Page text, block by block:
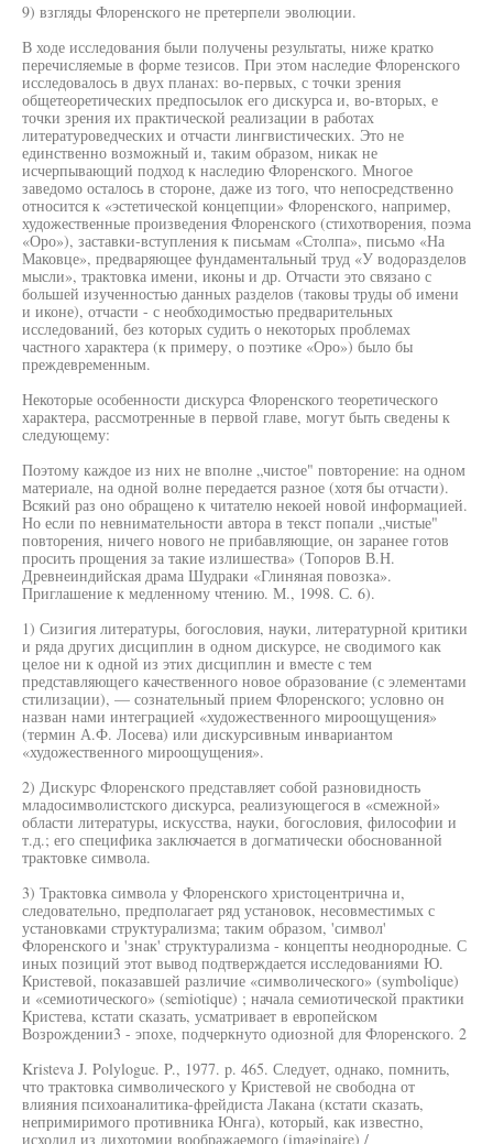
9) взгляды Флоренского не претерпели эволюции.
В ходе исследования были получены результаты, ниже кратко
перечисляемые в форме тезисов. При этом наследие Флоренского
исследовалось в двух планах: во-первых, с точки зрения
общетеоретических предпосылок его дискурса и, во-вторых, е
точки зрения их практической реализации в работах
литературоведческих и отчасти лингвистических. Это не
единственно возможный и, таким образом, никак не
исчерпывающий подход к наследию Флоренского. Многое
заведомо осталось в стороне, даже из того, что непосредственно
относится к «эстетической концепции» Флоренского, например,
художественные произведения Флоренского (стихотворения, поэма
«Оро»), заставки-вступления к письмам «Столпа», письмо «На
Маковце», предваряющее фундаментальный труд «У водоразделов
мысли», трактовка имени, иконы и др. Отчасти это связано с
большей изученностью данных разделов (таковы труды об имени
и иконе), отчасти - с необходимостью предварительных
исследований, без которых судить о некоторых проблемах
частного характера (к примеру, о поэтике «Оро») было бы
преждевременным.
Некоторые особенности дискурса Флоренского теоретического
характера, рассмотренные в первой главе, могут быть сведены к
следующему:
Поэтому каждое из них не вполне „чистое" повторение: на одном
материале, на одной волне передается разное (хотя бы отчасти).
Всякий раз оно обращено к читателю некоей новой информацией.
Но если по невнимательности автора в текст попали „чистые"
повторения, ничего нового не прибавляющие, он заранее готов
просить прощения за такие излишества» (Топоров В.Н.
Древнеиндийская драма Шудраки «Глиняная повозка».
Приглашение к медленному чтению. М., 1998. С. 6).
1) Сизигия литературы, богословия, науки, литературной критики
и ряда других дисциплин в одном дискурсе, не сводимого как
целое ни к одной из этих дисциплин и вместе с тем
представляющего качественного новое образование (с элементами
стилизации), — сознательный прием Флоренского; условно он
назван нами интеграцией «художественного мироощущения»
(термин А.Ф. Лосева) или дискурсивным инвариантом
«художественного мироощущения».
2) Дискурс Флоренского представляет собой разновидность
младосимволистского дискурса, реализующегося в «смежной»
области литературы, искусства, науки, богословия, философии и
т.д.; его специфика заключается в догматически обоснованной
трактовке символа.
3) Трактовка символа у Флоренского христоцентрична и,
следовательно, предполагает ряд установок, несовместимых с
установками структурализма; таким образом, 'символ'
Флоренского и 'знак' структурализма - концепты неоднородные. С
иных позиций этот вывод подтверждается исследованиями Ю.
Кристевой, показавшей различие «символического» (symbolique)
и «семиотического» (semiotique) ; начала семиотической практики
Кристева, кстати сказать, усматривает в европейском
Возрождении3 - эпохе, подчеркнуто одиозной для Флоренского. 2
Kristeva J. Polylogue. P., 1977. p. 465. Следует, однако, помнить,
что трактовка символического у Кристевой не свободна от
влияния психоаналитика-фрейдиста Лакана (кстати сказать,
непримиримого противника Юнга), который, как известно,
исходил из дихотомии воображаемого (imaginaire) /